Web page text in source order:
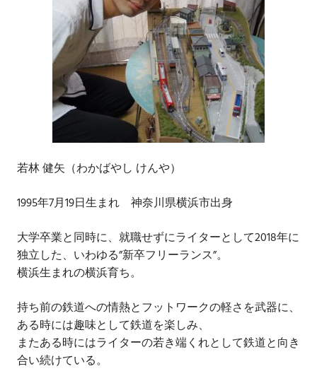
若林 健矢（わかばやし けんや）
1995年7月19日生まれ 神奈川県横浜市出身
大学卒業と同時に、就職せずにライターとして2018年に
独立した、いわゆる”新卒フリーランス”。
横浜生まれの横浜育ち。
持ち前の鉄道への情熱とフットワークの軽さを武器に、
ある時には趣味として鉄道を楽しみ、
またある時にはライターの若き端くれとして鉄道と向き
合い続けている。